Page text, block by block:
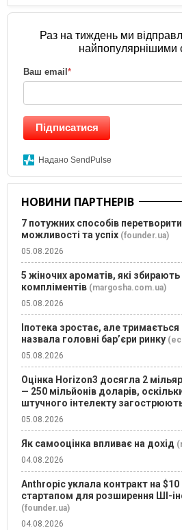
Раз на тиждень ми
найпопулярнішими
Ваш email *
Підписатися
Надано SendPulse
НОВИНИ ПАРТНЕРІВ
7 потужних способів
можливості та успіх (founder.ua)
05.08.2026
5 жіночих ароматів, які
компліментів (margosha.com.ua)
05.08.2026
Іпотека зростає, але тримається
назвала головні бар’єри ринку
05.08.2026
Оцінка Horizon3 досягла 2
— 250 мільйонів доларів,
штучного інтелекту
05.08.2026
Як самооцінка впливає на дохід
04.08.2026
Anthropic уклала контракт на
стартапом для розширення ШІ-
(founder.ua)
04.08.2026